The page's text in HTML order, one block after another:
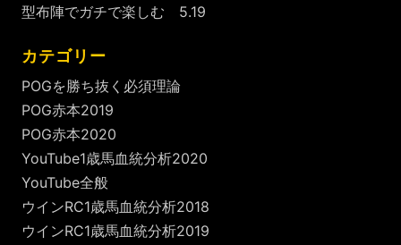
型布陣でガチで楽しむ 5.19
カテゴリー
POGを勝ち抜く必須理論
POG赤本2019
POG赤本2020
YouTube1歳馬血統分析2020
YouTube全般
ウインRC1歳馬血統分析2018
ウインRC1歳馬血統分析2019